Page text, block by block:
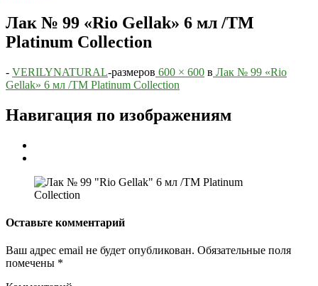
Лак № 99 «Rio Gellak» 6 мл /ТМ
Platinum Collection
- VERILYNATURAL-размеров 600 × 600 в Лак № 99 «Rio
Gellak» 6 мл /ТМ Platinum Collection
Навигация по изображениям
Оставьте комментарий
Ваш адрес email не будет опубликован. Обязательные поля
помечены *